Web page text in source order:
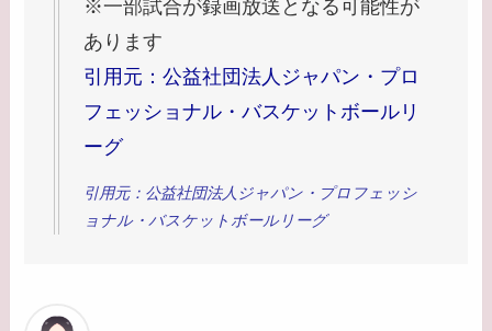
※一部試合が録画放送となる可能性が
あります
引用元：公益社団法人ジャパン・プロ
フェッショナル・バスケットボールリ
ーグ
引用元：公益社団法人ジャパン・プロフェッシ
ョナル・バスケットボールリーグ